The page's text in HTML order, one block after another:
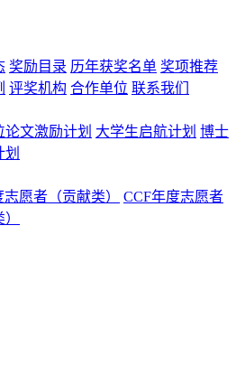
奖励目录 历年获奖名单 奖项推荐
评奖机构 合作单位 联系我们
论文激励计划 大学生启航计划 博士
划
愿者（贡献类）
CCF年度志愿者